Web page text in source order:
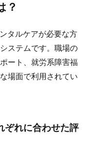
？
タルケアが必要な方
ステムです。職場の
ート、就労系障害福
場面で利用されてい
れに合わせた評